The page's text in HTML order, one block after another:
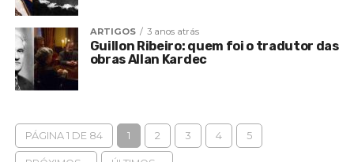
ARTIGOS 3 anos atrás
Guillon Ribeiro: quem foi o tradutor das
obras Allan Kardec
PÁGINA 1 DE 84 1 2 3 4 5